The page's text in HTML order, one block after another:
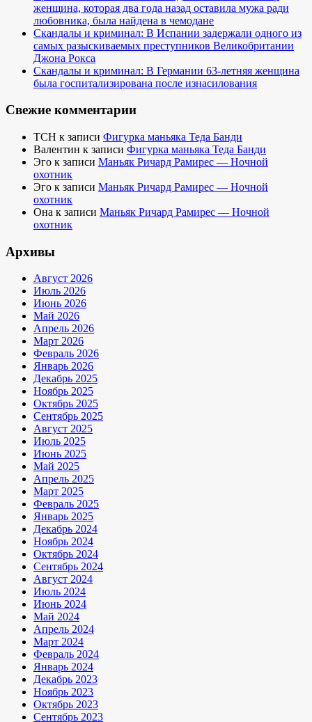
женщина, которая два года назад оставила мужа ради
любовника, была найдена в чемодане
Скандалы и криминал: В Испании задержали одного из
самых разыскиваемых преступников Великобритании
Джона Рокса
Скандалы и криминал: В Германии 63-летняя женщина
была госпитализирована после изнасилования
Свежие комментарии
TCH к записи Фигурка маньяка Теда Банди
Валентин к записи Фигурка маньяка Теда Банди
Эго к записи Маньяк Ричард Рамирес — Ночной
охотник
Эго к записи Маньяк Ричард Рамирес — Ночной
охотник
Она к записи Маньяк Ричард Рамирес — Ночной
охотник
Архивы
Август 2026
Июль 2026
Июнь 2026
Май 2026
Апрель 2026
Март 2026
Февраль 2026
Январь 2026
Декабрь 2025
Ноябрь 2025
Октябрь 2025
Сентябрь 2025
Август 2025
Июль 2025
Июнь 2025
Май 2025
Апрель 2025
Март 2025
Февраль 2025
Январь 2025
Декабрь 2024
Ноябрь 2024
Октябрь 2024
Сентябрь 2024
Август 2024
Июль 2024
Июнь 2024
Май 2024
Апрель 2024
Март 2024
Февраль 2024
Январь 2024
Декабрь 2023
Ноябрь 2023
Октябрь 2023
Сентябрь 2023